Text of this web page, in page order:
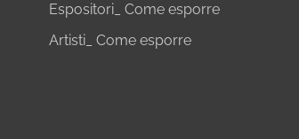
Espositori_ Come esporre
Artisti_ Come esporre